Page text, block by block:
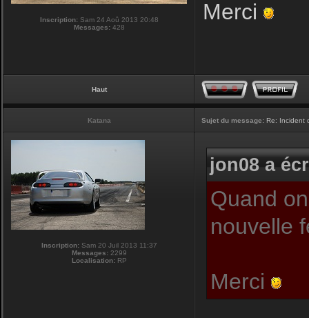
Inscription:Sam 24 Aoû 2013 20:48
Messages:428
Merci
Haut
Katana Sujet du message: Re: Incident
Inscription:Sam 20 Juil 2013 11:37
Messages:2299
Localisation:RP
jon08 a
Quand
nouvelle
Merci